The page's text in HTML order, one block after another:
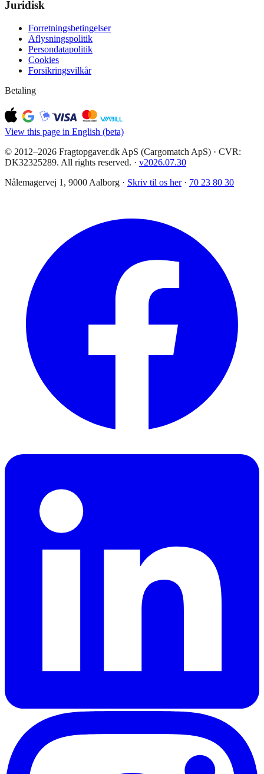
Juridisk
Forretningsbetingelser
Aflysningspolitik
Persondatapolitik
Cookies
Forsikringsvilkår
Betaling
View this page in English (beta)
© 2012–2026 Fragtopgaver.dk ApS (Cargomatch ApS) · CVR:
DK32325289. All rights reserved. · v2026.07.30
Nålemagervej 1, 9000 Aalborg · Skriv til os her · 70 23 80 30